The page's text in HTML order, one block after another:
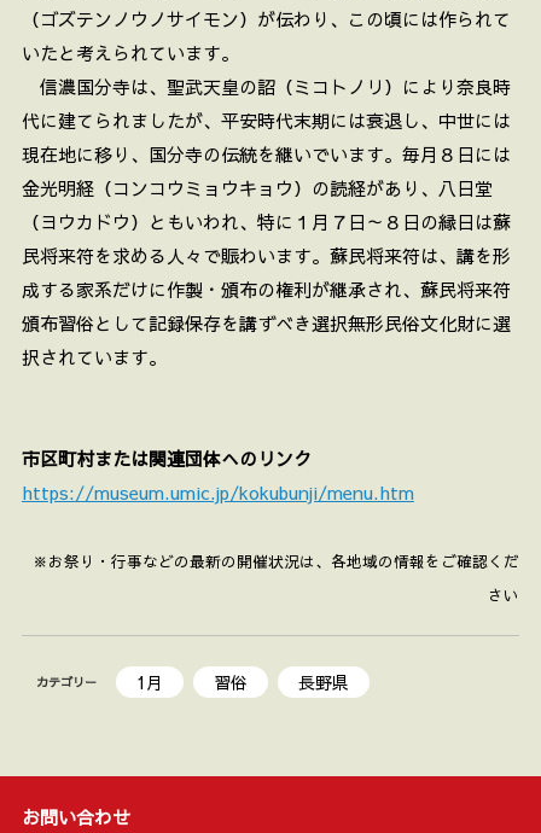
（ゴズテンノウノサイモン）が伝わり、この頃には作られて
いたと考えられています。
信濃国分寺は、聖武天皇の詔（ミコトノリ）により奈良時
代に建てられましたが、平安時代末期には衰退し、中世には
現在地に移り、国分寺の伝統を継いでいます。毎月８日には
金光明経（コンコウミョウキョウ）の読経があり、八日堂
（ヨウカドウ）ともいわれ、特に１月７日～８日の縁日は蘇
民将来符を求める人々で賑わいます。蘇民将来符は、講を形
成する家系だけに作製・頒布の権利が継承され、蘇民将来符
頒布習俗として記録保存を講ずべき選択無形民俗文化財に選
択されています。
市区町村または関連団体へのリンク
https://museum.umic.jp/kokubunji/menu.htm
※お祭り・行事などの最新の開催状況は、各地域の情報をご確認くだ
さい
カテゴリー 1月 習俗 長野県
お問い合わせ